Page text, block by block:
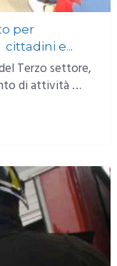
per
e...
Terzo settore,
di attività …